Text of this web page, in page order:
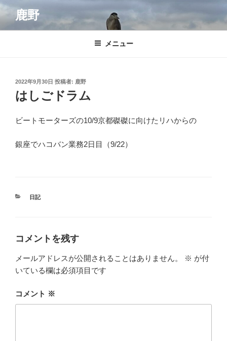
コ
ン
テ
鹿野
メニュー
投
稿
日:
2022年9月30日 投稿者: 鹿野
はしごドラム
ビートモーターズの10/9京都磔磔に向けたリハからの
銀座でハコバン業務2日目（9/22）
カ
日記
コメントを残す
メールアドレスが公開されることはありません。 ※ が付
いている欄は必須項目です
コメント ※